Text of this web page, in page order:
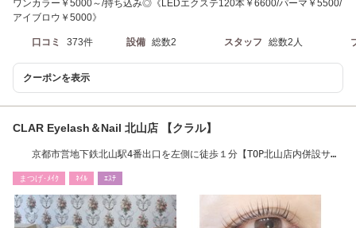
ワンカラー￥5000～/持ち込み◎《LEDエクステ120本￥6600/パーマ￥5500/
アイブロウ￥5000》
口コミ 373件 設備 総数2 スタッフ 総数2人
クーポンを表示
CLAR Eyelash＆Nail 北山店 【クラル】
京都市営地下鉄北山駅4番出口を左側に徒歩１分【TOP北山店内併設サロ
まつげ･ﾒｲｸ ﾈｲﾙ ｴｽﾃ